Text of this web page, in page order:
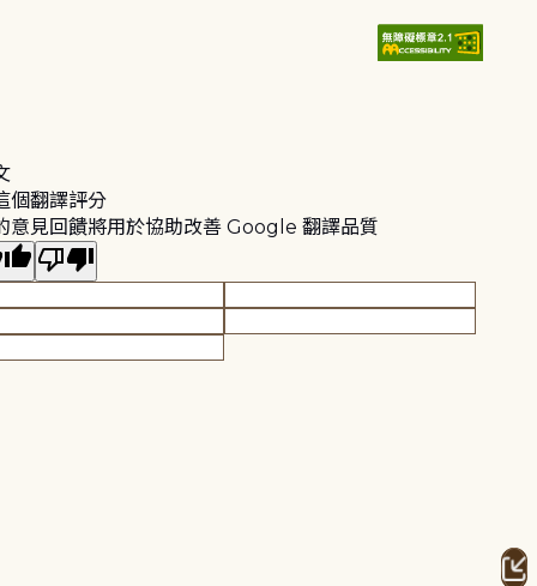
個翻譯評分
意見回饋將用於協助改善 Google 翻譯品質